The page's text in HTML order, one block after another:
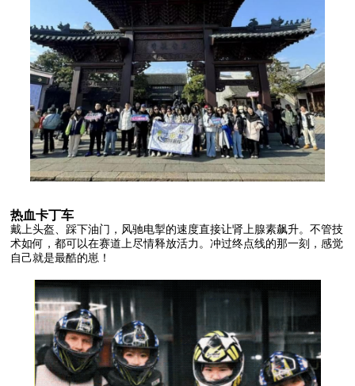
热血卡丁车
戴上头盔、踩下油门，风驰电掣的速度直接让肾上腺素飙升。不管技
术如何，都可以在赛道上尽情释放活力。冲过终点线的那一刻，感觉
自己就是最酷的崽！